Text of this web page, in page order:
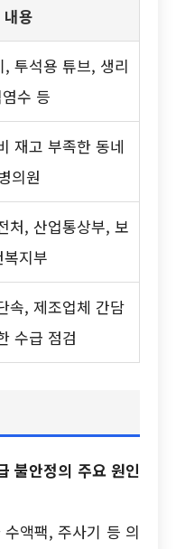
내용
투석용 튜브, 생리
수 등
재고 부족한 동네
의원
처, 산업통상부, 보
복지부
속, 제조업체 간담
수급 점검
불안정의 주요 원인
액팩, 주사기 등 의